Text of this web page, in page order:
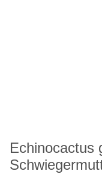
Echinocactus